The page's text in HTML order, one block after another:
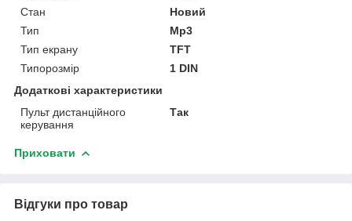
Стан
Новий
Тип
Mp3
Тип екрану
TFT
Типорозмір
1 DIN
Додаткові характеристики
Пульт дистанційного
керування
Так
Приховати
Відгуки про товар